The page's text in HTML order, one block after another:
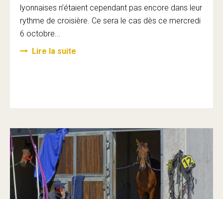
lyonnaises n’étaient cependant pas encore dans leur
rythme de croisière. Ce sera le cas dès ce mercredi
6 octobre...
Lire la suite